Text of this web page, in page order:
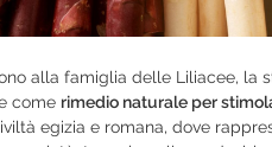
alla famiglia delle Liliacee, la
come rimedio naturale per
egizia e romana, dove